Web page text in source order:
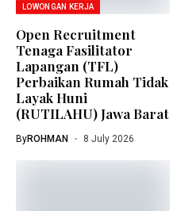
LOWONGAN KERJA
Open Recruitment
Tenaga Fasilitator
Lapangan (TFL)
Perbaikan Rumah Tidak
Layak Huni
(RUTILAHU) Jawa Barat
ByROHMAN 8 July 2026